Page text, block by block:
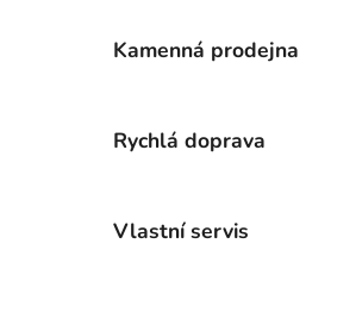
Kamenná prodejna
Rychlá doprava
Vlastní servis